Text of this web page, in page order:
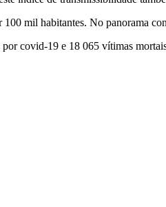
mil habitantes. No panorama
covid-19 e 18 065 vítimas